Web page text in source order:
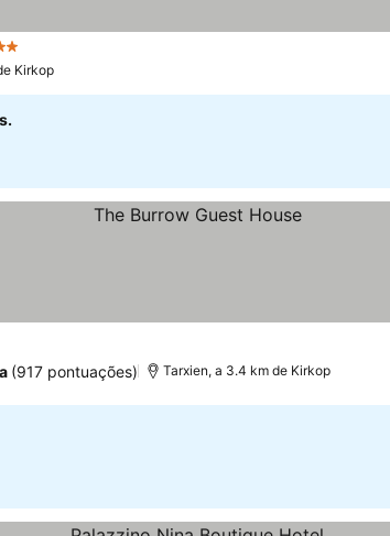
Kirkop
(917 pontuações) Tarxien, a 3.4 km de Kirkop